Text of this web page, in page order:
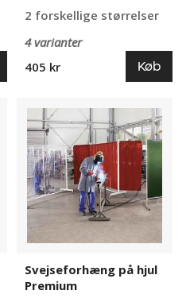
2 forskellige størrelser
4 varianter
405 kr
Køb
Svejseforhæng
på
hjul
Premium
Svejseforhæng på hjul
Premium